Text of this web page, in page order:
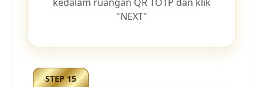
"NEXT"
STEP 15